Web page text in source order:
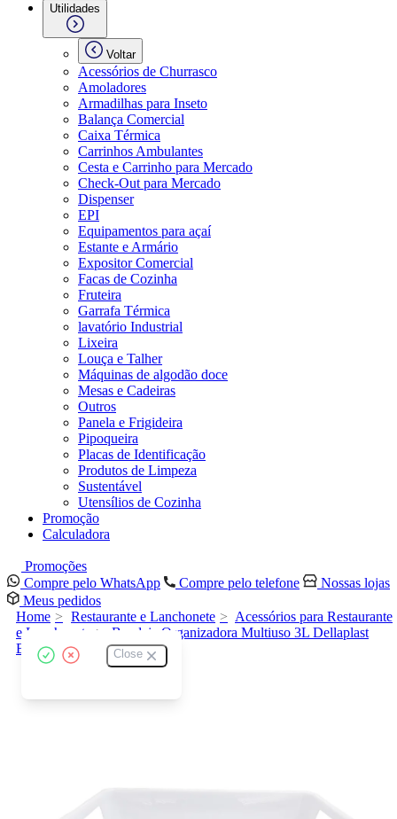
Utilidades
Voltar
Acessórios de Churrasco
Amoladores
Armadilhas para Inseto
Balança Comercial
Caixa Térmica
Carrinhos Ambulantes
Cesta e Carrinho para Mercado
Check-Out para Mercado
Dispenser
EPI
Equipamentos para açaí
Estante e Armário
Expositor Comercial
Facas de Cozinha
Fruteira
Garrafa Térmica
lavatório Industrial
Lixeira
Louça e Talher
Máquinas de algodão doce
Mesas e Cadeiras
Outros
Panela e Frigideira
Pipoqueira
Placas de Identificação
Produtos de Limpeza
Sustentável
Utensílios de Cozinha
Promoção
Calculadora
Promoções
Compre pelo WhatsApp
Compre pelo telefone
Nossas lojas
Meus pedidos
Close
Home Restaurante e Lanchonete
Acessórios para Restaurante
e Lanchonete
Bandeja Organizadora Multiuso 3L Dellaplast
Branco 1000.08